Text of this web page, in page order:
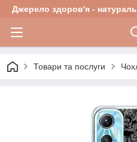
Джерело здоров'я -
Товари та послуги